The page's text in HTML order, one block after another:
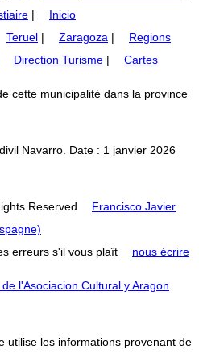
|
Inicio
Teruel | Zaragoza |
Regions
Direction Turisme | Cartes
cette municipalité dans la province
Navarro. Date : 1 janvier 2026
Reserved
Francisco Javier
erreurs s'il vous plaît
nous écrire
l'Asociacion Cultural y Aragon
utilise les informations provenant de